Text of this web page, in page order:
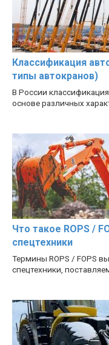
Классификация
типы автокранов)
В России
основе различных
Что такое ROPS /
спецтехники
Термины ROPS / FOPS
спецтехники,